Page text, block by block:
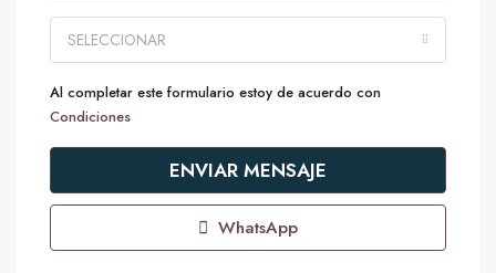
SELECCIONAR
Al completar este formulario estoy de acuerdo con
Condiciones
ENVIAR MENSAJE
WhatsApp